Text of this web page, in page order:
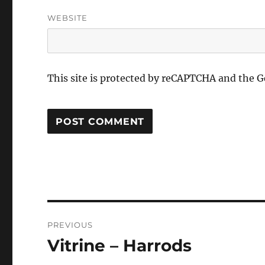
WEBSITE
This site is protected by reCAPTCHA and the
navigation
PREVIOUS
Previous
Vitrine – Harrods